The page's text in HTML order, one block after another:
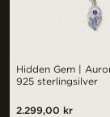
Hidden Gem |
925 sterlingsilver
2.299,00 kr